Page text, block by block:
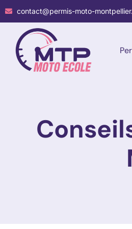
contact@permis-moto-